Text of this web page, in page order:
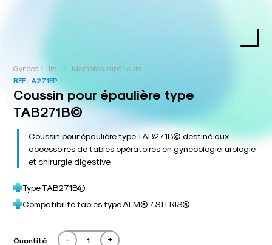
Gynéco / Uro /
Membres supérieurs
REF : A271EP
Coussin pour épaulière type
TAB271B©
Coussin pour épaulière type TAB271B© destiné aux
accessoires de tables opératoires en gynécologie, urologie
et chirurgie digestive.
Type TAB271B©
Compatibilité tables type ALM® / STERIS®
Quantité - +